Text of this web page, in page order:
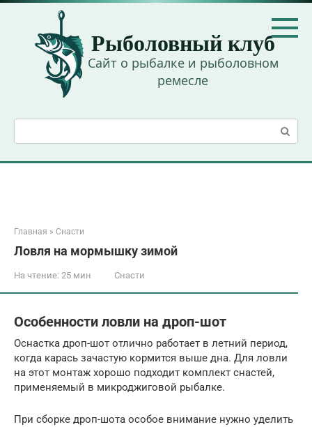
Перейти
контенту
Рыболовный клуб
Сайт о рыбалке и рыболовном
ремесле
Главная » Снасти
Ловля на мормышку зимой
На чтение: 25 мин Снасти
Особенности ловли на дроп-шот
Оснастка дроп-шот отлично работает в летний период,
когда карась зачастую кормится выше дна. Для ловли
на этот монтаж хорошо подходит комплект снастей,
применяемый в микроджиговой рыбалке.
При сборке дроп-шота особое внимание нужно уделить